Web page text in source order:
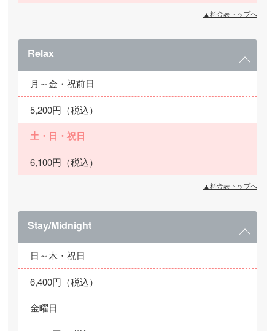
▲料金表トップへ
Relax
月～金・祝前日
5,200円（税込）
土・日・祝日
6,100円（税込）
▲料金表トップへ
Stay/Midnight
日～木・祝日
6,400円（税込）
金曜日